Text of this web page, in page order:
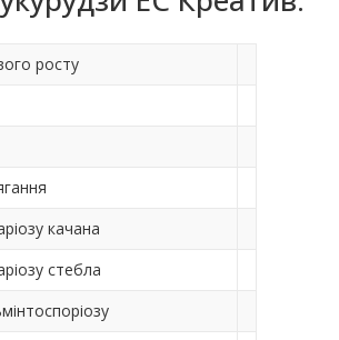
росту
качана
стебла